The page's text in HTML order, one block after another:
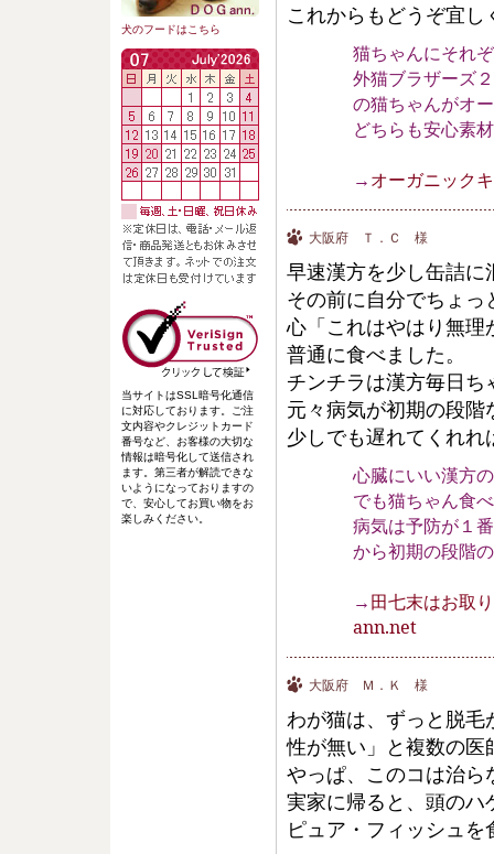
これからもどうぞ宜し
猫ちゃんにそれ
外猫ブラザーズ
の猫ちゃんがオ
どちらも安心素
→オーガニック
大阪府 Ｔ．Ｃ 様
早速漢方を少し缶詰に
その前に自分でちょ
心「これはやはり無理
普通に食べました。
チンチラは漢方毎日
元々病気が初期の段
少しでも遅れてくれれ
心臓にいい漢方
でも猫ちゃん食
病気は予防が１
から初期の段階
→田七末はお取
ann.net
大阪府 Ｍ．Ｋ 様
わが猫は、ずっと脱毛
性が無い」と複数の
やっぱ、このコは治ら
実家に帰ると、頭のハ
ピュア・フィッシュ
犬のフードはこちら
当サイトはSSL暗号化通信
に対応しております。ご注
文内容やクレジットカード
番号など、お客様の大切な
情報は暗号化して送信され
ます。第三者が解読できな
いようになっておりますの
で、安心してお買い物をお
楽しみください。